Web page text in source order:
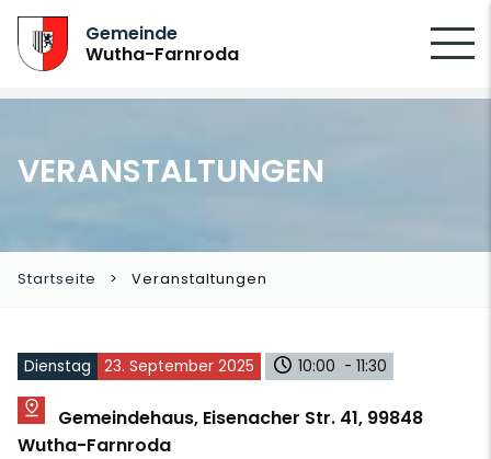
Gemeinde
Wutha-Farnroda
VERANSTALTUNGEN
Startseite Veranstaltungen
Dienstag 23. September 2025 10:00 - 11:30
Gemeindehaus, Eisenacher Str. 41, 99848
Wutha-Farnroda